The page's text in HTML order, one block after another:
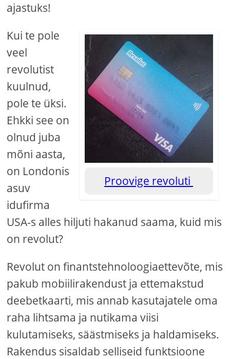
ajastuks!
Proovige revoluti
Kui te pole
veel
revolutist
kuulnud,
pole te üksi.
Ehkki see on
olnud juba
mõni aasta,
on Londonis
asuv
idufirma
USA-s alles hiljuti hakanud saama, kuid mis
on revolut?
Revolut on finantstehnoloogiaettevõte, mis
pakub mobiilirakendust ja ettemakstud
deebetkaarti, mis annab kasutajatele oma
raha lihtsama ja nutikama viisi
kulutamiseks, säästmiseks ja haldamiseks.
Rakendus sisaldab selliseid funktsioone